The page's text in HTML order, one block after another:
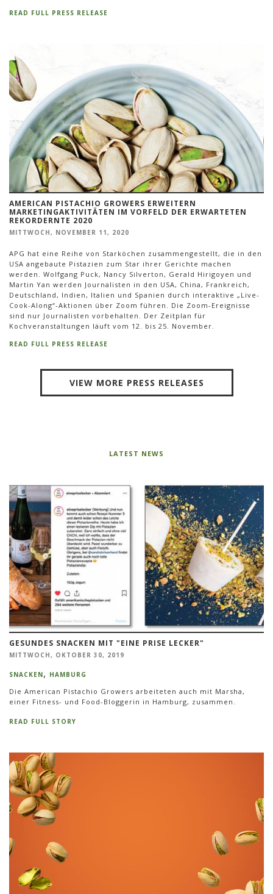
READ FULL PRESS RELEASE
AMERICAN PISTACHIO GROWERS ERWEITERN
MARKETINGAKTIVITÄTEN IM VORFELD DER ERWARTETEN
REKORDERNTE 2020
MITTWOCH, NOVEMBER 11, 2020
APG hat eine Reihe von Starköchen zusammengestellt, die in den
USA angebaute Pistazien zum Star ihrer Gerichte machen
werden. Wolfgang Puck, Nancy Silverton, Gerald Hirigoyen und
Martin Yan werden Journalisten in den USA, China, Frankreich,
Deutschland, Indien, Italien und Spanien durch interaktive „Live-
Cook-Along“-Aktionen über Zoom führen. Die Zoom-Ereignisse
sind nur Journalisten vorbehalten. Der Zeitplan für
Kochveranstaltungen läuft vom 12. bis 25. November.
READ FULL PRESS RELEASE
VIEW MORE PRESS RELEASES
LATEST NEWS
GESUNDES SNACKEN MIT "EINE PRISE LECKER"
MITTWOCH, OKTOBER 30, 2019
SNACKEN HAMBURG
Die American Pistachio Growers arbeiteten auch mit Marsha,
einer Fitness- und Food-Bloggerin in Hamburg, zusammen.
READ FULL STORY